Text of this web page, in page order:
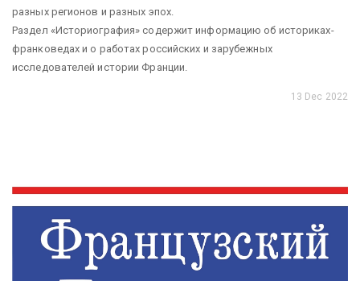
разных регионов и разных эпох.
Раздел «Историография» содержит информацию об историках-
франковедах и о работах российских и зарубежных
исследователей истории Франции.
13 Dec 2022